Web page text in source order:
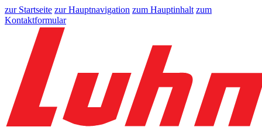
zur Startseite zur Hauptnavigation zum Hauptinhalt zum
Kontaktformular